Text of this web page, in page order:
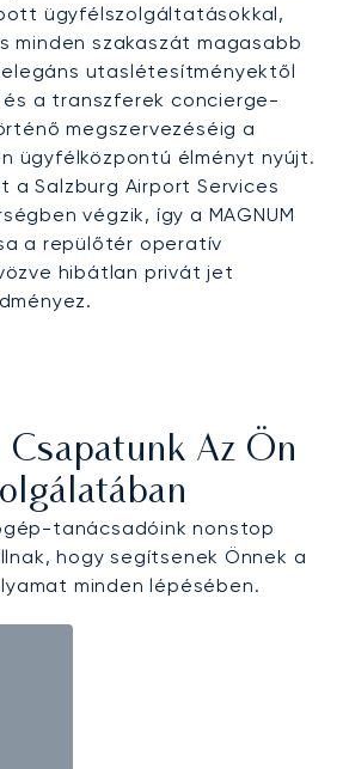
ügyfélszolgáltatásokkal,
minden szakaszát magasabb
utaslétesítményektől
a transzferek concierge-
megszervezéséig a
ügyfélközpontú élményt nyújt.
a Salzburg Airport Services
végzik, így a MAGNUM
a repülőtér operatív
hibátlan privát jet
Csapatunk Az Ön
tanácsadóink nonstop
hogy segítsenek Önnek a
minden lépésében.